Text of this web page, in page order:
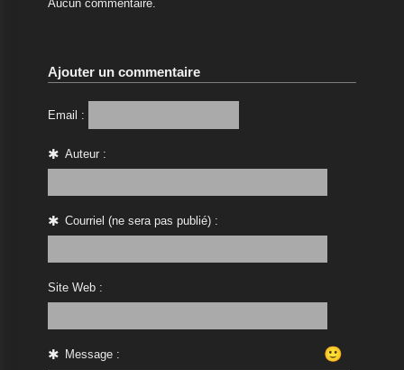
Aucun commentaire.
Ajouter un commentaire
Email :
Auteur :
Courriel (ne sera pas publié) :
Site Web :
Message : 🙂